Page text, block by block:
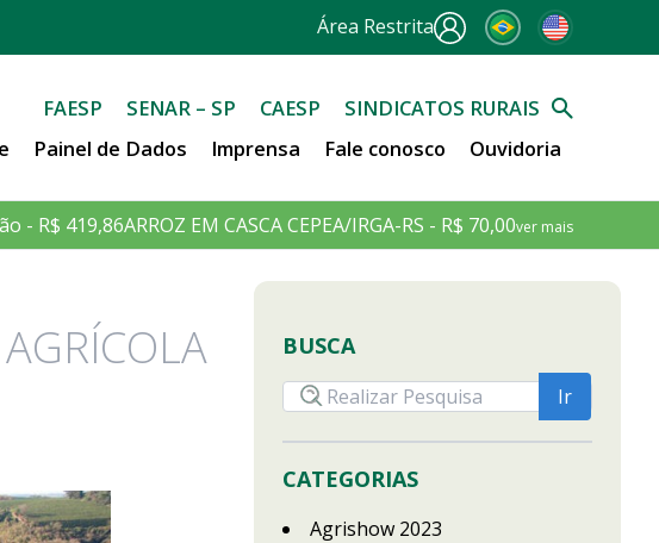
Área Restrita
FAESP SENAR – SP CAESP
SINDICATOS RURAIS
Painel de Dados Imprensa Fale conosco Ouvidoria
- R$ 419,86ARROZ EM CASCA CEPEA/IRGA-RS - R$ 70,00ver mais
BUSCA
CATEGORIAS
Agrishow 2023